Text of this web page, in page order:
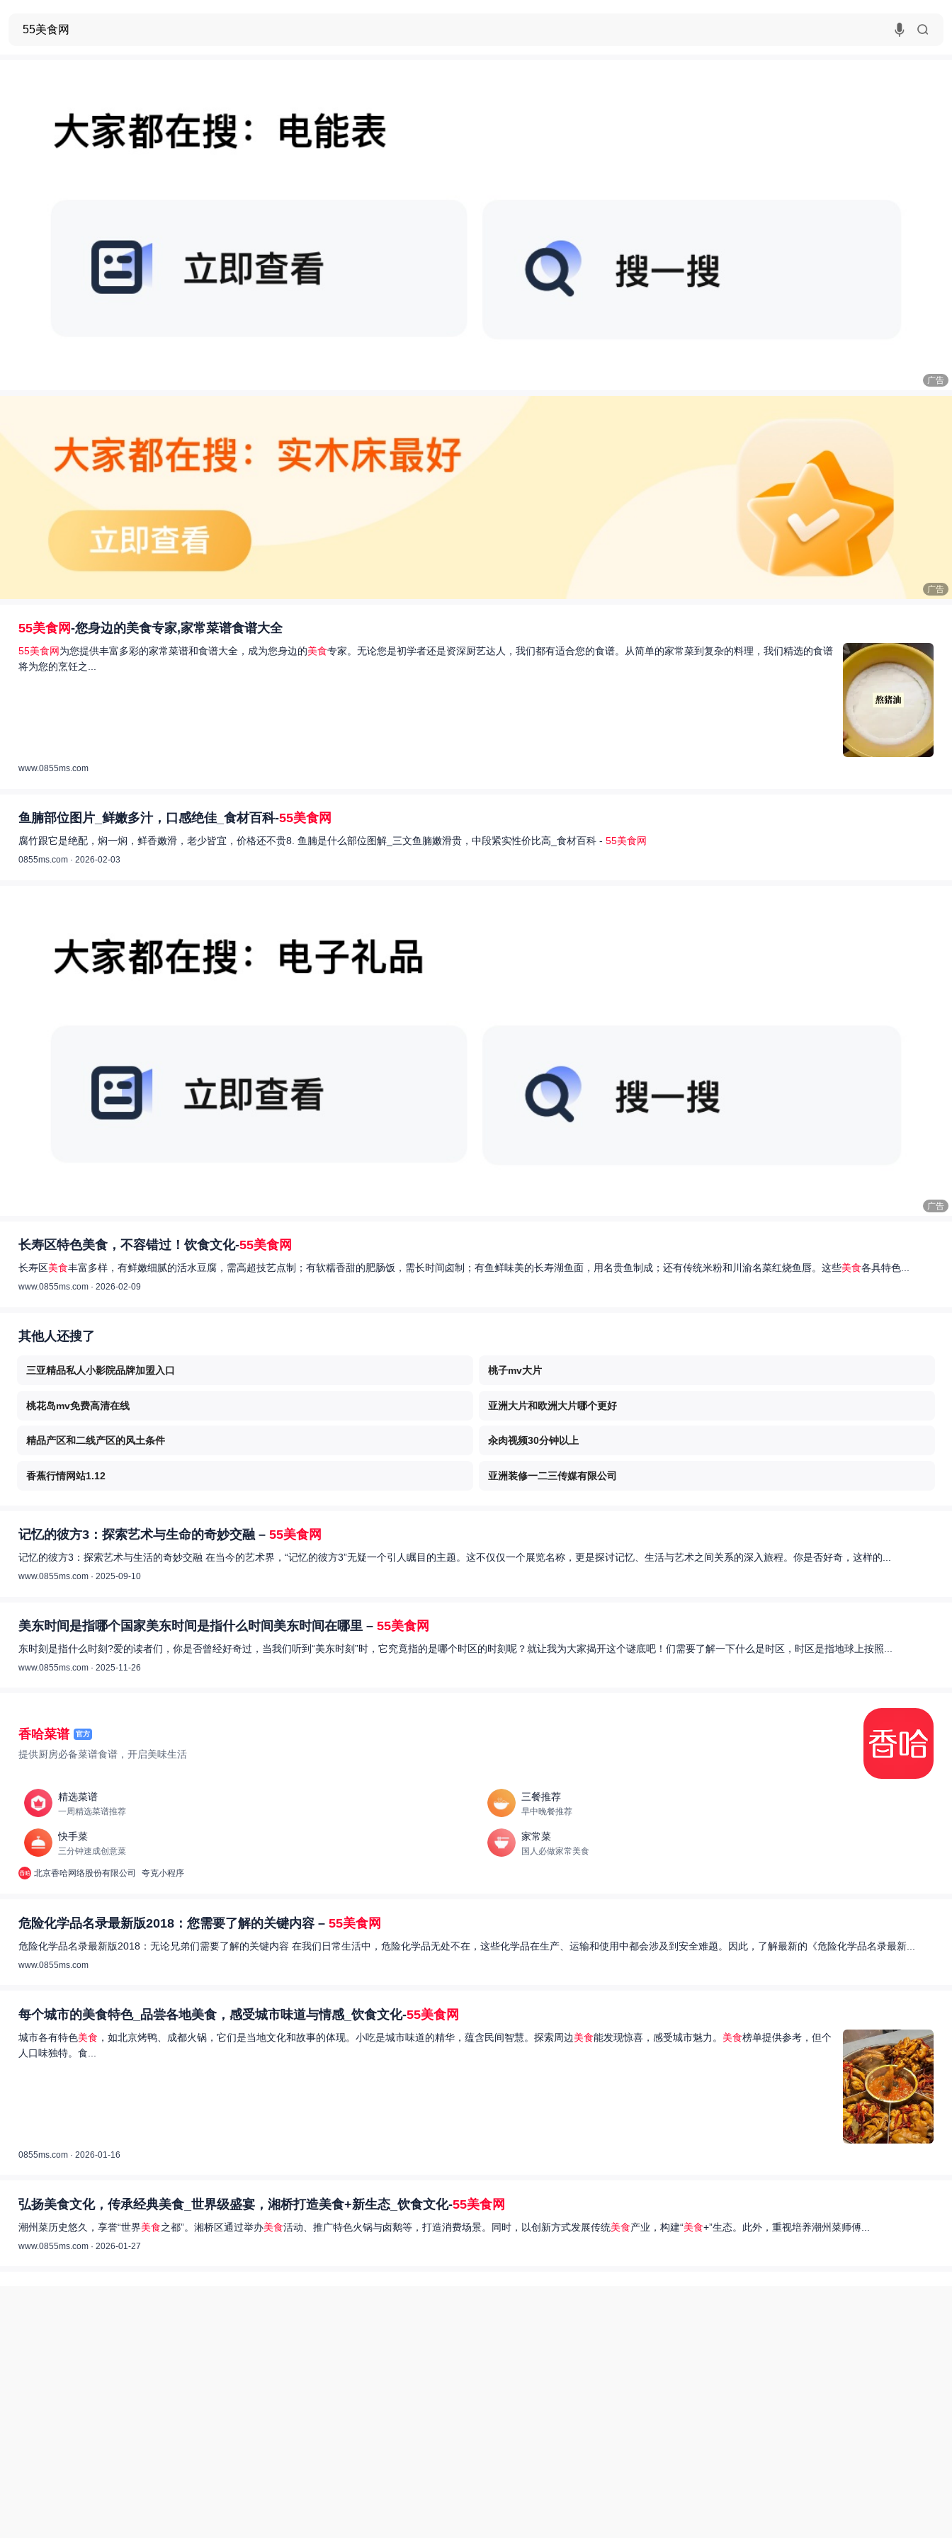
广告
广告
55美食网-您身边的美食专家,家常菜谱食谱大全
55美食网为您提供丰富多彩的家常菜谱和食谱大全，成为您身边的美食专家。无论您是初学者还是资深厨艺达人，我们都有适合您的食谱。从简单的家常菜到复杂的料理，我们精选的食谱
将为您的烹饪之...
www.0855ms.com
鱼腩部位图片_鲜嫩多汁，口感绝佳_食材百科-55美食网
腐竹跟它是绝配，焖一焖，鲜香嫩滑，老少皆宜，价格还不贵8. 鱼腩是什么部位图解_三文鱼腩嫩滑贵，中段紧实性价比高_食材百科 - 55美食网
0855ms.com · 2026-02-03
广告
长寿区特色美食，不容错过！饮食文化-55美食网
长寿区美食丰富多样，有鲜嫩细腻的活水豆腐，需高超技艺点制；有软糯香甜的肥肠饭，需长时间卤制；有鱼鲜味美的长寿湖鱼面，用名贵鱼制成；还有传统米粉和川渝名菜红烧鱼唇。这些美食各具特色...
www.0855ms.com · 2026-02-09
其他人还搜了
三亚精品私人小影院品牌加盟入口 桃子mv大片
桃花岛mv免费高清在线 亚洲大片和欧洲大片哪个更好
精品产区和二线产区的风土条件 汆肉视频30分钟以上
香蕉行情网站1.12 亚洲装修一二三传媒有限公司
记忆的彼方3：探索艺术与生命的奇妙交融 – 55美食网
记忆的彼方3：探索艺术与生活的奇妙交融 在当今的艺术界，“记忆的彼方3”无疑一个引人瞩目的主题。这不仅仅一个展览名称，更是探讨记忆、生活与艺术之间关系的深入旅程。你是否好奇，这样的...
www.0855ms.com · 2025-09-10
美东时间是指哪个国家美东时间是指什么时间美东时间在哪里 – 55美食网
东时刻是指什么时刻?爱的读者们，你是否曾经好奇过，当我们听到“美东时刻”时，它究竟指的是哪个时区的时刻呢？就让我为大家揭开这个谜底吧！们需要了解一下什么是时区，时区是指地球上按照...
www.0855ms.com · 2025-11-26
香哈菜谱 官方
提供厨房必备菜谱食谱，开启美味生活
精选菜谱
一周精选菜谱推荐
三餐推荐
早中晚餐推荐
快手菜
三分钟速成创意菜
家常菜
国人必做家常美食
北京香哈网络股份有限公司 夸克小程序
危险化学品名录最新版2018：您需要了解的关键内容 – 55美食网
危险化学品名录最新版2018：无论兄弟们需要了解的关键内容 在我们日常生活中，危险化学品无处不在，这些化学品在生产、运输和使用中都会涉及到安全难题。因此，了解最新的《危险化学品名录最新...
www.0855ms.com
每个城市的美食特色_品尝各地美食，感受城市味道与情感_饮食文化-55美食网
城市各有特色美食 ，如北京烤鸭、成都火锅，它们是当地文化和故事的体现。小吃是城市味道的精华，蕴含民间智慧。探索周边美食能发现惊喜，感受城市魅力。 美食榜单提供参考，但个
人口味独特。食...
0855ms.com · 2026-01-16
弘扬美食文化，传承经典美食_世界级盛宴，湘桥打造美食+新生态_饮食文化-55美食网
潮州菜历史悠久，享誉“世界美食之都”。湘桥区通过举办美食活动、推广特色火锅与卤鹅等，打造消费场景。同时，以创新方式发展传统美食产业，构建“美食+”生态。此外，重视培养潮州菜师傅...
www.0855ms.com · 2026-01-27